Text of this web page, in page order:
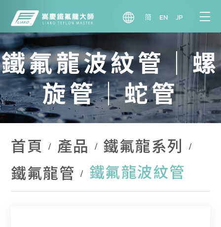
简 EN JP
鐵氟龍波紋管｜螺
旋管｜蛇管
首頁 產品
鐵氟龍系列
鐵氟龍管
鐵氟龍波紋管